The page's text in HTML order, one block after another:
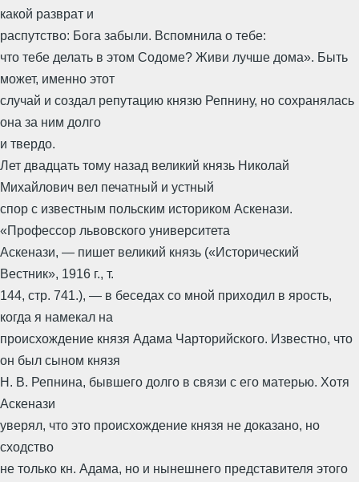
какой разврат и
распутство: Бога забыли. Вспомнила о тебе:
что тебе делать в этом Содоме? Живи лучше дома». Быть
может, именно этот
случай и создал репутацию князю Репнину, но сохранялась
она за ним долго
и твердо.
Лет двадцать тому назад великий князь Николай
Михайлович вел печатный и устный
спор с известным польским историком Аскенази.
«Профессор львовского университета
Аскенази, — пишет великий князь («Исторический
Вестник», 1916 г., т.
144, стр. 741.), — в беседах со мной приходил в ярость,
когда я намекал на
происхождение князя Адама Чарторийского. Известно, что
он был сыном князя
Н. В. Репнина, бывшего долго в связи с его матерью. Хотя
Аскенази
уверял, что это происхождение князя не доказано, но
сходство
не только кн. Адама, но и нынешнего представителя этого